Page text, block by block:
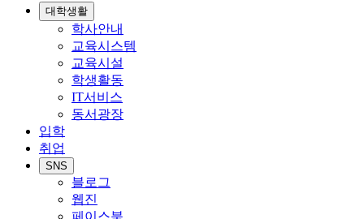
대학생활
학사안내
교육시스템
교육시설
학생활동
IT서비스
동서광장
입학
취업
SNS
블로그
웹진
페이스북